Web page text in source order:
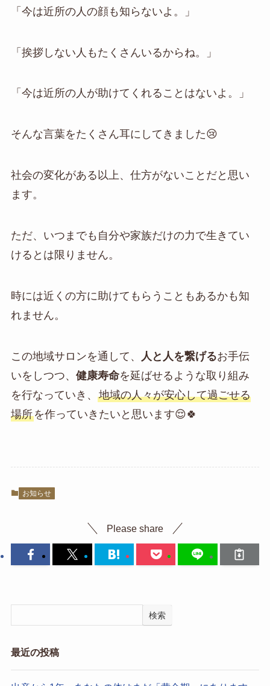
「今は近所の人の顔も知らないよ。」
「挨拶しない人もたくさんいるからね。」
「今は近所の人が助けてくれることはないよ。」
そんな言葉をたくさん耳にしてきました😢
社会の変化がある以上、仕方がないことだと思い
ます。
ただ、いつまでも自分や家族だけの力で生きてい
けるとは限りません。
時には近くの方に助けてもらうこともあるかも知
れません。
この地域サロンを通して、 人と人を繋げるお手伝
いをしつつ、 健康寿命を延ばせるような取り組み
を行なっていき、 地域の人々が安心して過ごせる
場所を作っていきたいと思います😌🍀
お知らせ
Please share
検索
最近の投稿